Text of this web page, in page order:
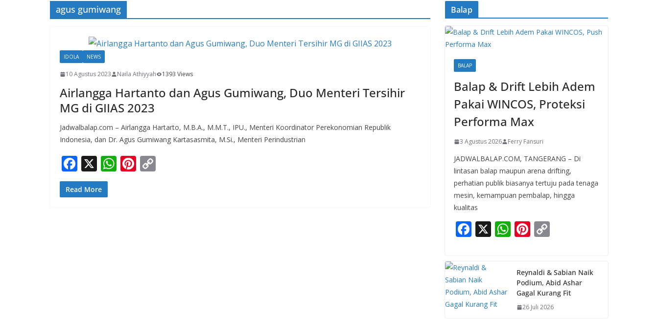
agus gumiwang
IDOLA NEWS
10 Agustus 2023 Naila Athiyyah 1393 Views
Airlangga Hartanto dan Agus Gumiwang, Duo Menteri Tersihir
MG di GIIAS 2023
Jadwalbalap.com – Airlangga Hartarto, M.B.A., M.M.T., IPU., Menteri Koordinator Perekonomian Republik
Indonesia, dan Dr. Agus Gumiwang Kartasasmita, M.Si., Menteri Perindustrian
F
ac
e
X W Pi
Read More
Balap
BALAP
Balap & Drift Lebih Adem
Pakai WINCOS, Proteksi
Performa Max
3 Agustus 2026 Ferry Fansuri
JADWALBALAP.COM, TANGERANG – Di
lintasan balap maupun arena drifting,
perhatian publik biasanya tertuju pada tenaga
mesin, kemampuan pembalap, hingga
kualitas
F
e
b
o
o
X W
s
A
p
Pi
e
st
y
Li
n
Reynaldi & Sabian Naik
Podium, Abid Ashar
Gagal Kurang Fit
26 Juli 2026